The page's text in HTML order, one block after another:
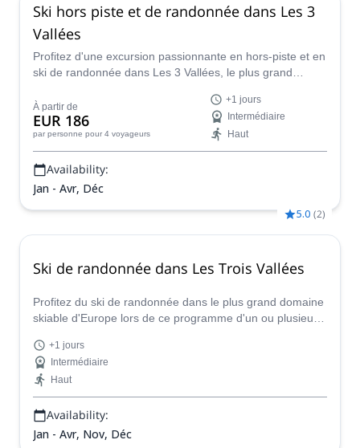
Ski hors piste et de randonnée dans Les 3
Vallées
Profitez d'une excursion passionnante en hors-piste et en
ski de randonnée dans Les 3 Vallées, le plus grand
montagne de l'IFMGA.
À partir de
EUR 186
par personne pour 4 voyageurs
+1 jours
Intermédiaire
Haut
Availability:
Jan - Avr, Déc
5.0 (2)
Ski de randonnée dans Les Trois Vallées
Profitez du ski de randonnée dans le plus grand domaine
skiable d'Europe lors de ce programme d'un ou plusieurs
SNGM. Il vous conduira à travers Val Thorens,
Courchevel et Méribel.
+1 jours
Intermédiaire
Haut
Availability:
Jan - Avr, Nov, Déc